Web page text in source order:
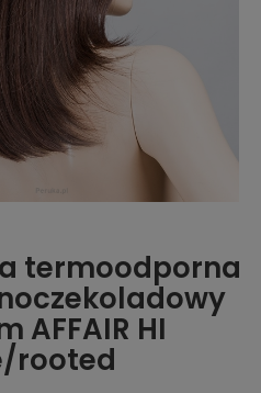
termoodporna
AFFAIR HI
rooted